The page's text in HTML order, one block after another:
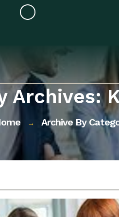
Archives:
→ Archive By